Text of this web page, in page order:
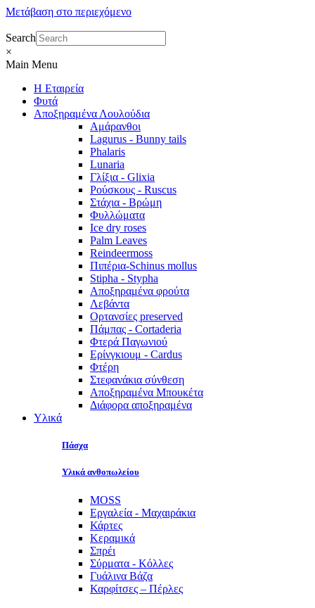
Μετάβαση στο περιεχόμενο
Search
×
Main Menu
Η Εταιρεία
Φυτά
Αποξηραμένα Λουλούδια
Αμάρανθοι
Lagurus - Bunny tails
Phalaris
Lunaria
Γλίξια - Glixia
Ρούσκους - Ruscus
Στάχια - Βρώμη
Φυλλώματα
Ice dry roses
Palm Leaves
Reindeermoss
Πιπέρια-Schinus mollus
Stipha - Stypha
Αποξηραμένα φρούτα
Λεβάντα
Ορτανσίες preserved
Πάμπας - Cortaderia
Φτερά Παγωνιού
Ερίνγκιουμ - Cardus
Φτέρη
Στεφανάκια σύνθεση
Αποξηραμένα Μπουκέτα
Διάφορα αποξηραμένα
Υλικά
Πάσχα
Υλικά ανθοπωλείου
MOSS
Εργαλεία - Μαχαιράκια
Κάρτες
Κεραμικά
Σπρέι
Σύρματα - Κόλλες
Γυάλινα Βάζα
Καρφίτσες – Πέρλες